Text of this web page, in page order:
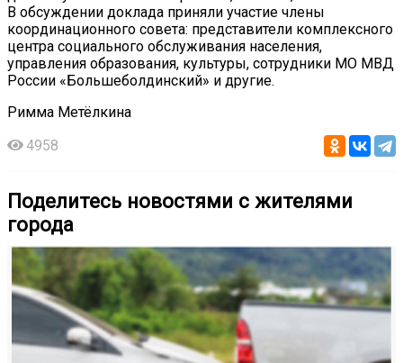
В обсуждении доклада приняли участие члены
координационного совета: представители комплексного
центра социального обслуживания населения,
управления образования, культуры, сотрудники МО МВД
России «Большеболдинский» и другие.
Римма Метёлкина
4958
Поделитесь новостями с жителями
города